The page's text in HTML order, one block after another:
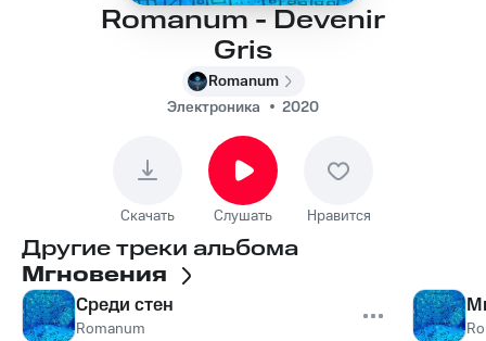
Romanum - Devenir
Gris
Romanum
Электроника
2020
Скачать Слушать Нравится
Другие треки альбома
Мгновения
Среди стен
Romanum